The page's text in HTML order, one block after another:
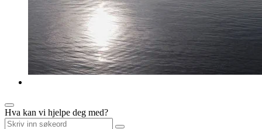
Hva kan vi hjelpe deg med?